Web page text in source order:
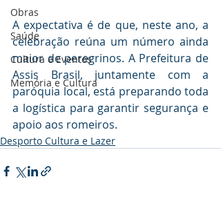
Obras
Saúde
Cultura e Eventos
Memória e Cultura
A expectativa é de que, neste ano, a
celebração reúna um número ainda
maior de peregrinos. A Prefeitura de
Assis Brasil, juntamente com a
paróquia local, está preparando toda
a logística para garantir segurança e
apoio aos romeiros.
Desporto Cultura e Lazer